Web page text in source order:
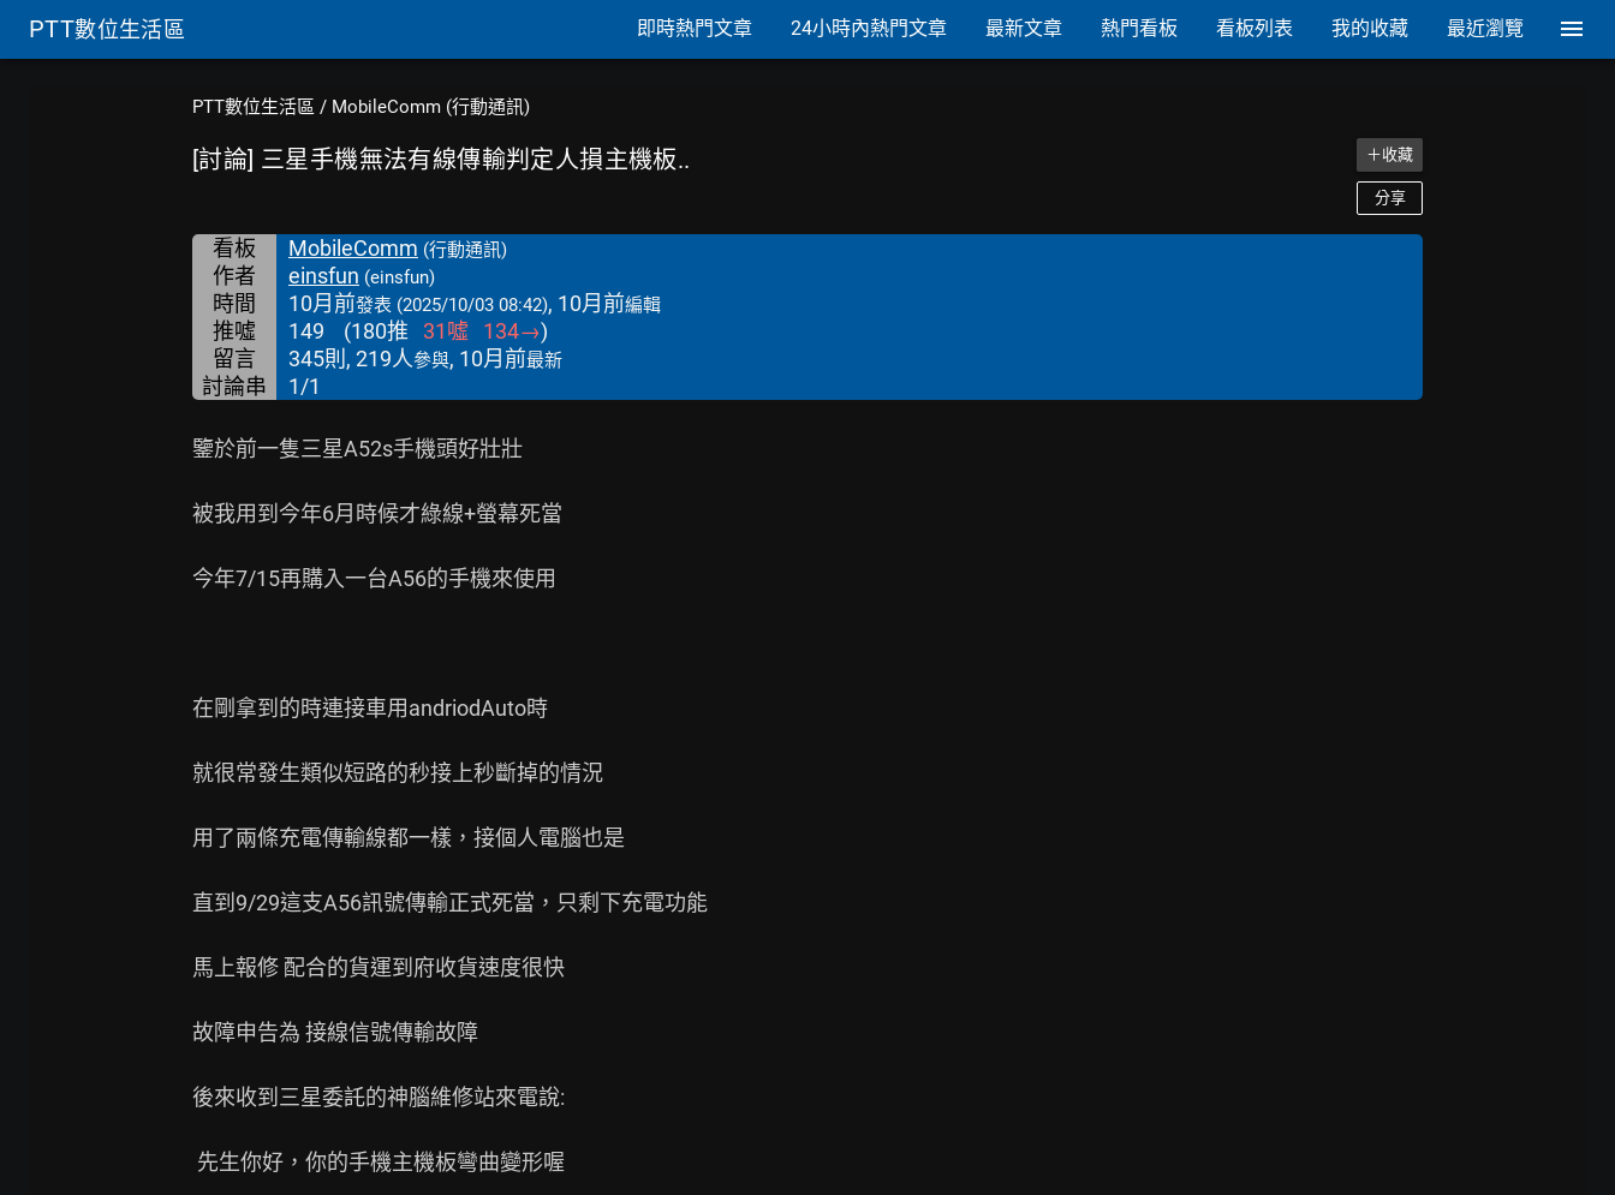
PTT數位生活區 即時熱門文章 24小時內熱門文章 最新文章 熱門看板 看板列表 我的收藏 最近瀏覽
PTT數位生活區 / MobileComm (行動通訊)
[討論] 三星手機無法有線傳輸判定人損主機板.. ＋收藏
分享
看板 MobileComm (行動通訊)
作者 einsfun (einsfun)
時間 10月前發表 (2025/10/03 08:42), 10月前編輯
推噓 149 (180推 31噓 134→)
留言
345則, 219人參與, 10月前最新
討論串 1/1
鑒於前一隻三星A52s手機頭好壯壯
被我用到今年6月時候才綠線+螢幕死當
今年7/15再購入一台A56的手機來使用
在剛拿到的時連接車用andriodAuto時
就很常發生類似短路的秒接上秒斷掉的情況
用了兩條充電傳輸線都一樣，接個人電腦也是
直到9/29這支A56訊號傳輸正式死當，只剩下充電功能
馬上報修 配合的貨運到府收貨速度很快
故障申告為 接線信號傳輸故障
後來收到三星委託的神腦維修站來電說: